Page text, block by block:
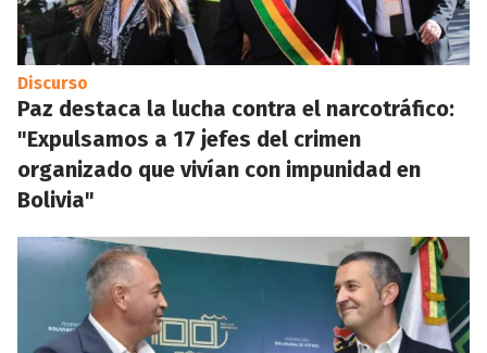
Discurso
Paz destaca la lucha contra el narcotráfico:
"Expulsamos a 17 jefes del crimen
organizado que vivían con impunidad en
Bolivia"